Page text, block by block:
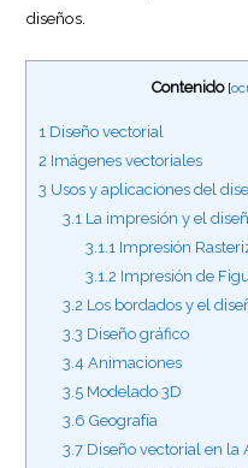
diseños.
Contenido [
1 Diseño vectorial
2 Imágenes vectoriales
3 Usos y aplicaciones del
3.1La impresión y el
3.1.1 Impresión
3.1.2 Impresión de
3.2 Los bordados y el
3.3 Diseño gráfico
3.4 Animaciones
3.5Modelado 3D
3.6 Geografía
3.7Diseño vectorial en la